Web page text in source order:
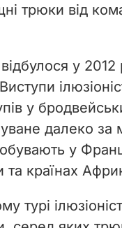
трюки від
у 2012
у
далеко
у
та країнах
турі